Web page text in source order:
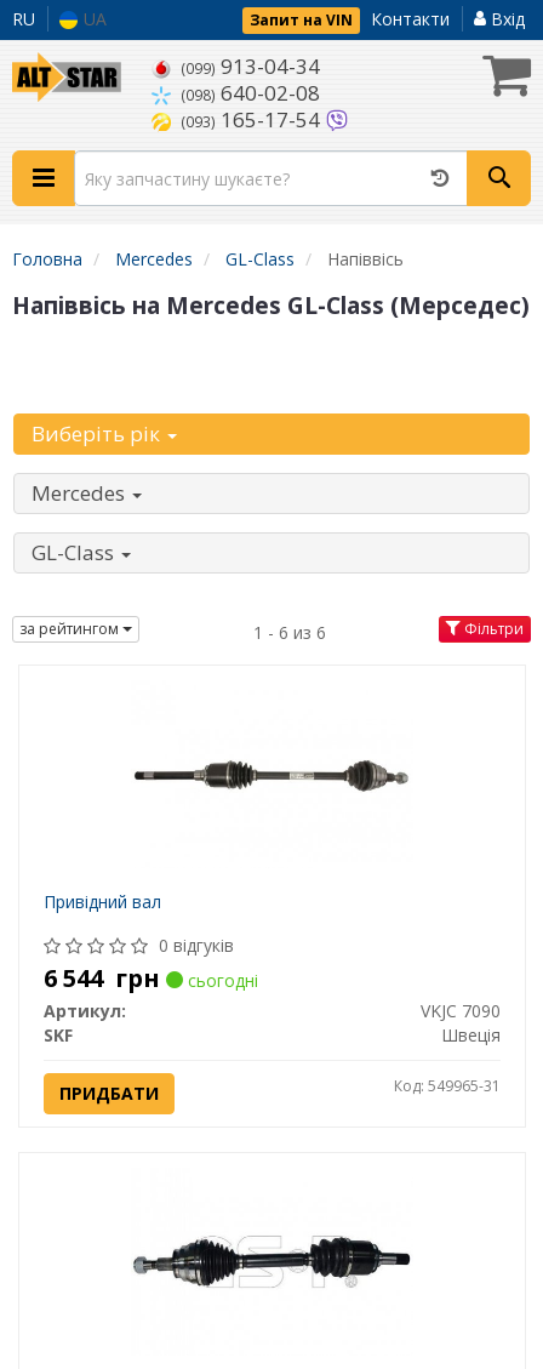
RU UA Запит на VIN Контакти Вхід
(099) 913-04-34
(098) 640-02-08
(093) 165-17-54
Головна Mercedes GL-Class Напіввісь
Напіввісь на Mercedes GL-Class (Мерседес)
Виберіть рік
Mercedes
GL-Class
за рейтингом 1 - 6 из 6 Фільтри
Привідний вал
0 відгуків
6 544 грн
сьогодні
Артикул:
VKJC 7090
SKF
Швеція
ПРИДБАТИ Код: 549965-31